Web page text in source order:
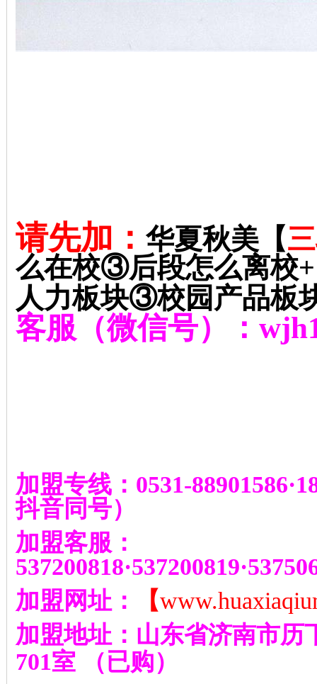
请先加： 华夏秋美【
么在校③后段怎么离校+
人力板块③校园产品板
客服（微信号）：
加盟专线： 0531-88901586·
抖音同号）
加盟客服：
537200818·537200819·
加盟网址：
【
加盟地址：山东省济南市历
701室
（已购）